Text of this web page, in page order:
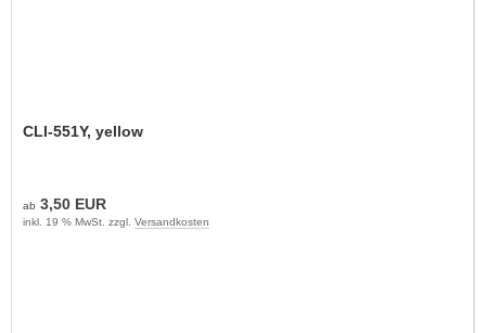
CLI-551Y, yellow
ab 3,50 EUR
inkl. 19 % MwSt. zzgl. Versandkosten